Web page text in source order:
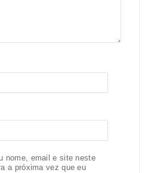
nome, email e site neste
a próxima vez que eu